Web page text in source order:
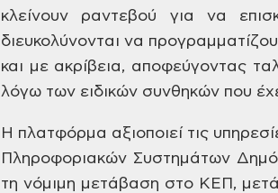
κλείνουν ραντεβού για να
διευκολύνονται να
και με ακρίβεια, αποφεύγοντας
λόγω των ειδικών συνθηκών που
Η πλατφόρμα αξιοποιεί τις
Πληροφοριακών Συστημάτων
τη νόμιμη μετάβαση στο ΚΕΠ, μετά